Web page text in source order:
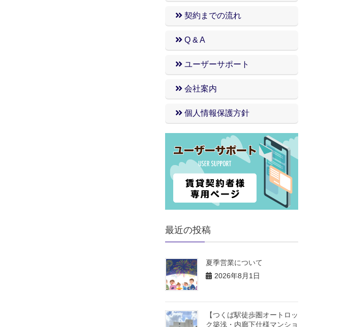
契約までの流れ
Q & A
ユーザーサポート
会社案内
個人情報保護方針
最近の投稿
夏季営業について
2026年8月1日
【つくば駅徒歩圏オートロッ
ク築浅・内廊下仕様マンショ